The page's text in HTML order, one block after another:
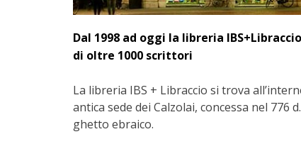
Dal 1998 ad oggi la libreria
di oltre 1000 scrittori
La libreria IBS + Libraccio si trova
antica sede dei Calzolai, concessa nel
ghetto ebraico.